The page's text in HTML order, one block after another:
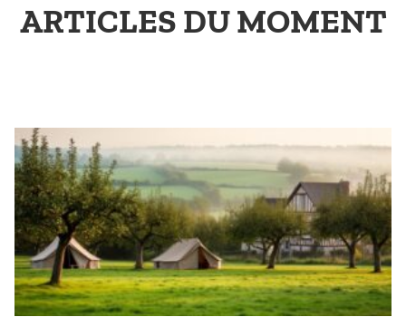
ARTICLES DU MOMENT